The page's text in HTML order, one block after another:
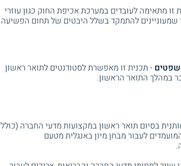
זו מתאימה לעובדים במערכת אכיפת החוק כגון עוזרי
שמעוניינים להתמקד בשלל היבטים של תחום הפשיעה
- תכנית זו מאפשרת לסטודנטים לתואר ראשון
במהלך התואר הראשון.
בסיום תואר ראשון במקצועות מדעי החברה (כולל
בממוצע של 80 לפחות. על המועמדים לעבור מבחן מיון באנגלית מטעם